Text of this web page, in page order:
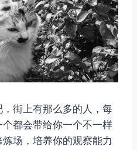
街上有那么多的人，每
都会带给你一个不一样
场，培养你的观察能力